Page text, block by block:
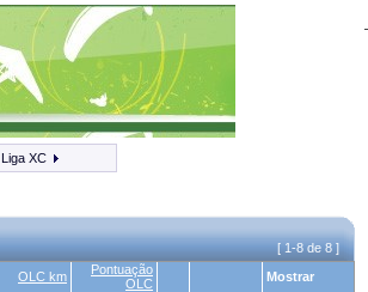
Liga XC
[ 1-8 de 8 ]
OLC km
Pontuação
OLC
Mostrar